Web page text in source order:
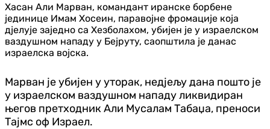
Хасан Али Марван, командант иранске борбене
јединице Имам Хосеин, паравојне фромације која
дјелује заједно са Хезболахом, убијен је у израелском
ваздушном нападу у Бејруту, саопштила је данас
израелска војска.
Марван је убијен у уторак, недјељу дана пошто је
у израелском ваздушном нападу ликвидиран
његов претходник Али Мусалам Табаџа, преноси
Тајмс оф Израел.